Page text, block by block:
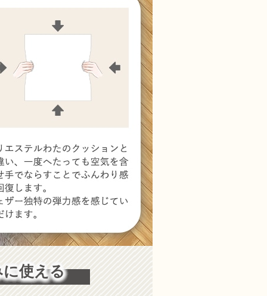
使える